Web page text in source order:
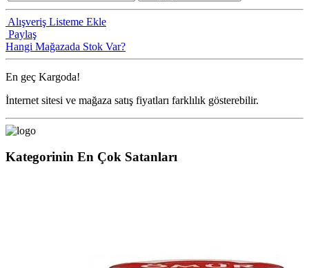
Alışveriş Listeme Ekle
Paylaş
Hangi Mağazada Stok Var?
En geç Kargoda!
İnternet sitesi ve mağaza satış fiyatları farklılık gösterebilir.
Kategorinin En Çok Satanları